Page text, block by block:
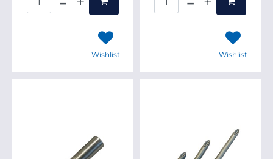
Wishlist Wishlist